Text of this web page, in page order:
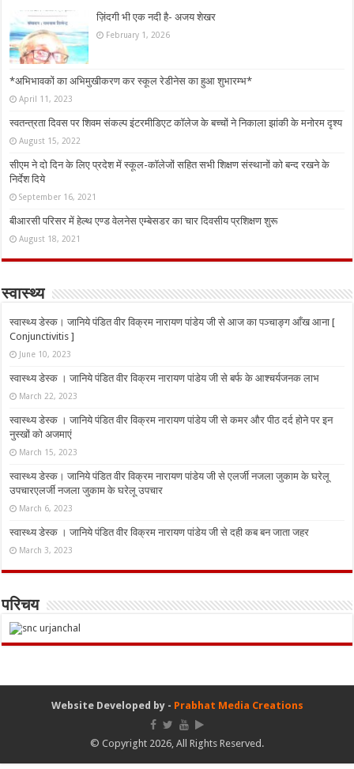
ज़िंदगी भी एक नदी है- अजय शेखर
February 1, 2026
*अभिभावकों का अभिमुखीकरण कर स्कूल रेडीनेस का हुआ शुभारम्भ*
April 11, 2023
स्वतन्त्रता दिवस पर शिवम संकल्प इंटरमीडिएट कॉलेज के बच्चों ने निकाला झांकी के मनोरम दृश्य
August 15, 2022
सीएम ने दो दिन के लिए प्रदेश में स्कूल-कॉलेजों सहित सभी शिक्षण संस्थानों को बन्द रखने के
निर्देश दिये
September 16, 2021
बीआरसी परिसर में हेल्थ एण्ड वेलनेस एम्बेसडर का चार दिवसीय प्रशिक्षण शुरू
August 18, 2021
स्वास्थ्य
स्वास्थ्य डेस्क। जानिये पंडित वीर विक्रम नारायण पांडेय जी से आज का पञ्चाङ्ग आँख आना [
Conjunctivitis ]
June 10, 2023
स्वास्थ्य डेस्क । जानिये पंडित वीर विक्रम नारायण पांडेय जी से बर्फ के आश्चर्यजनक लाभ
March 22, 2023
स्वास्थ्य डेस्क । जानिये पंडित वीर विक्रम नारायण पांडेय जी से कमर और पीठ दर्द होने पर इन
नुस्‍खों को अजमाएं
March 15, 2023
स्वास्थ्य डेस्क। जानिये पंडित वीर विक्रम नारायण पांडेय जी से एलर्जी नजला जुकाम के घरेलू
उपचारएलर्जी नजला जुकाम के घरेलू उपचार
March 6, 2023
स्वास्थ्य डेस्क । जानिये पंडित वीर विक्रम नारायण पांडेय जी से दही कब बन जाता जहर
March 3, 2023
परिचय
Website Developed by - Prabhat Media Creations
© Copyright 2026, All Rights Reserved.